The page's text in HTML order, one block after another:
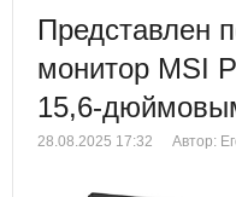
Представлен
монитор MSI
15,6-
28.08.2025 17:32 Автор: